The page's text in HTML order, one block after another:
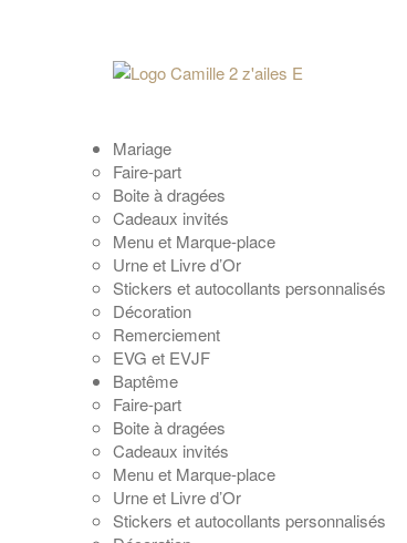
Mariage
Faire-part
Boite à dragées
Cadeaux invités
Menu et Marque-place
Urne et Livre d’Or
Stickers et autocollants personnalisés
Décoration
Remerciement
EVG et EVJF
Baptême
Faire-part
Boite à dragées
Cadeaux invités
Menu et Marque-place
Urne et Livre d’Or
Stickers et autocollants personnalisés